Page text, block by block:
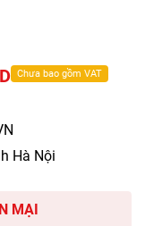
Chưa bao gồm VAT
Hà Nội
MẠI